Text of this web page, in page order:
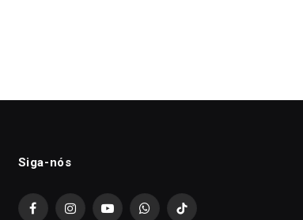
Siga-nós
FacebookInstagramYouTubeWhatsAppTikTok